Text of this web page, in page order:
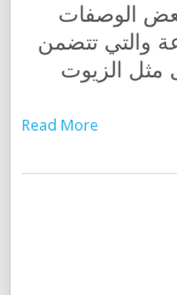
الوصفات
والتي تتضمن
مثل الزيوت
Read More